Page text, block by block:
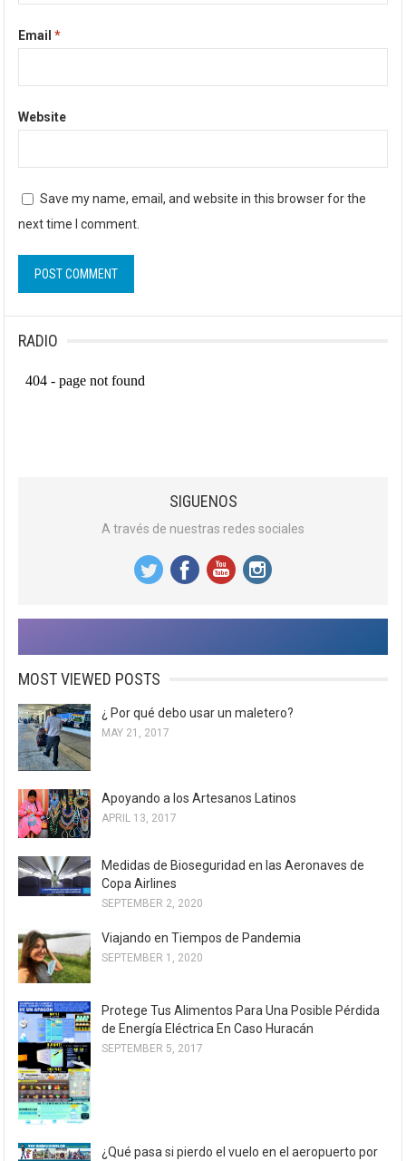
Email*
Website
Save my name, email, and website in this browser for the
next time I comment.
RADIO
SIGUENOS
A través de nuestras redes sociales
MOST VIEWED POSTS
¿ Por qué debo usar un maletero?
MAY 21, 2017
Apoyando a los Artesanos Latinos
APRIL 13, 2017
Medidas de Bioseguridad en las Aeronaves de
Copa Airlines
SEPTEMBER 2, 2020
Viajando en Tiempos de Pandemia
SEPTEMBER 1, 2020
Protege Tus Alimentos Para Una Posible Pérdida
de Energía Eléctrica En Caso Huracán
SEPTEMBER 5, 2017
¿Qué pasa si pierdo el vuelo en el aeropuerto por